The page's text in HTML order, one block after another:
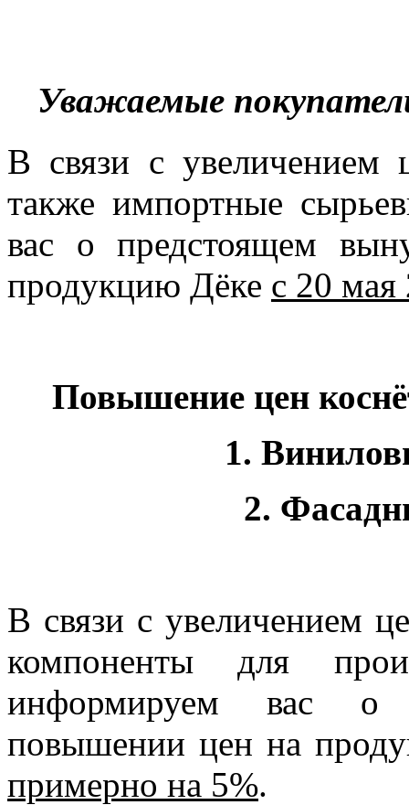
Уважаемые
В связи с
также импортные
вас о предстоящем
продукцию Дёке с 20 мая
Повышение цен
1.
2.
В связи с увеличением
компоненты для
информируем вас о
повышении цен на
примерно на 5%.